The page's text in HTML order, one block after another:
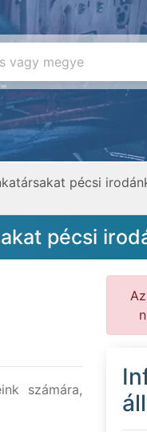
pécsi
pécsi
számára,